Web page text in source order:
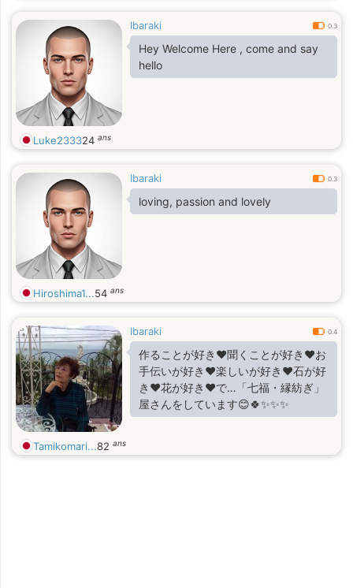
Ibaraki 0.3
Hey Welcome Here , come and say
hello
Luke233324 ans
Ibaraki 0.3
loving, passion and lovely
Hiroshima1...54 ans
Ibaraki 0.4
作ることが好き❤️聞くことが好き❤️お
手伝いが好き❤️楽しいが好き❤️石が好
き❤️花が好き❤️で…「七福・縁紡ぎ」
屋さんをしています😊🍀✨✨✨
Tamikomari...82 ans